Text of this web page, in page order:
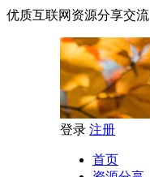
优质互联网资源分享交流
登录 注册
首页